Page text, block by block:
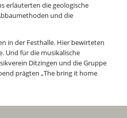
erläuterten die geologische
und die
in der Festhalle. Hier bewirteten
Und für die musikalische
Ditzingen und die Gruppe
prägten „The bring it home